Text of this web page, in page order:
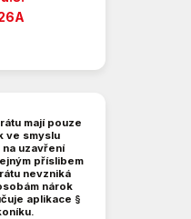
mají pouze
ve smyslu
uzavření
příslibem
nevzniká
nárok
aplikace §